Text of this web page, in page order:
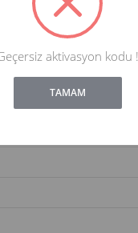
ürünlerden
aktivasyon kodu !
!
Not valid!
TAMAM